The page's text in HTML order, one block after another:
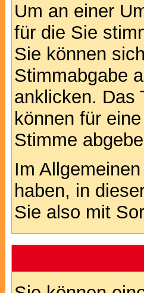
Um an einer
für die Sie
Sie können
Stimmabgabe
anklicken. Das
können für
Stimme
Im
haben, in
Sie also mit